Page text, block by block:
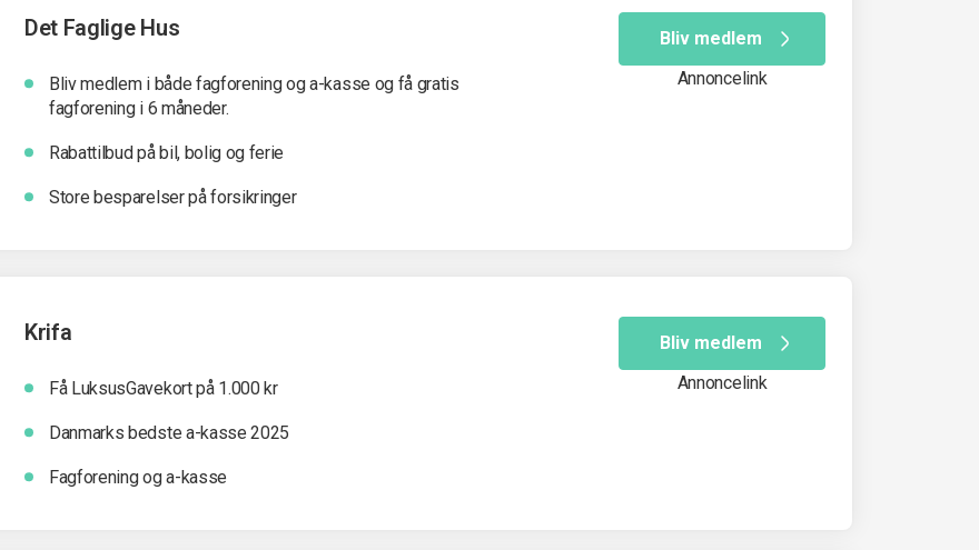
Det Faglige Hus
Bliv medlem i både fagforening og a-kasse og få gratis
fagforening i 6 måneder.
Rabattilbud på bil, bolig og ferie
Store besparelser på forsikringer
Bliv medlem
Annoncelink
Krifa
Få LuksusGavekort på 1.000 kr
Danmarks bedste a-kasse 2025
Fagforening og a-kasse
Bliv medlem
Annoncelink